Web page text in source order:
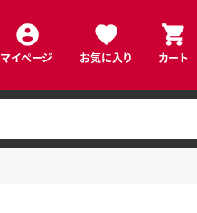
マイページ お気に入り カート